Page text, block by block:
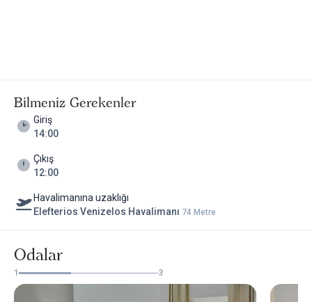
Bilmeniz Gerekenler
Giriş
14:00
Çıkış
12:00
Havalimanına uzaklığı
Elefterios Venizelos Havalimanı 74 Metre
Odalar
1 3